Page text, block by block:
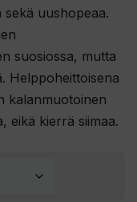
sekä uushopeaa.
suosiossa, mutta
Helppoheittoisena
kalanmuotoinen
eikä kierrä siimaa.